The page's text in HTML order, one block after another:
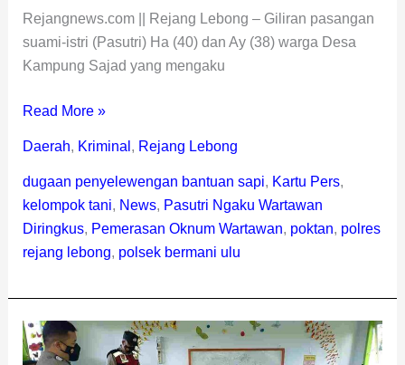
Rejangnews.com || Rejang Lebong – Giliran pasangan
suami-istri (Pasutri) Ha (40) dan Ay (38) warga Desa
Kampung Sajad yang mengaku
Read More »
Daerah, Kriminal , Rejang Lebong
dugaan penyelewengan bantuan sapi, Kartu Pers,
kelompok tani, News, Pasutri Ngaku Wartawan
Diringkus, Pemerasan Oknum Wartawan, poktan, polres
rejang lebong, polsek bermani ulu
Polsek
Bermani